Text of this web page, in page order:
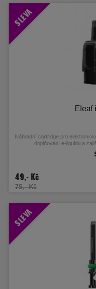
SLEVA
Eleaf
Náhradní cartridge pro
doplňování e-liquidu a
49,- Kč
79,- Kč
SLEVA